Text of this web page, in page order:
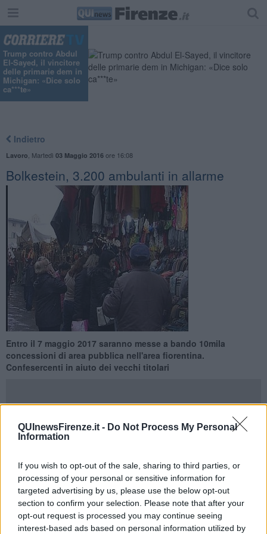
QUInewsFirenze.it - Do Not Process My Personal
Information
If you wish to opt-out of the sale, sharing to third parties, or
processing of your personal or sensitive information for
targeted advertising by us, please use the below opt-out
section to confirm your selection. Please note that after your
opt-out request is processed you may continue seeing
interest-based ads based on personal information utilized by
Trump contro Abdul
El-Sayed, il vincitore
delle primarie dem in
Michigan: «Dice solo
ca***te»
Indietro
Lavoro Martedì 03 Maggio 2016ore 16:08
Bolkestein, 3.200 ambulanti in allarme
Entro il 7 maggio 2017 saranno messe a bando 10mila
concessioni di area pubblica nell'area fiorentina.
Confesercenti in aiuto dei vecchi titolari
FIRENZE —Entro un anno si compirà una vera e prorpia
dell'applicazione della direttiva europea Bolkestein sulle
liberalizzazioni.
Le 3.252 imprese dell'area fiorentina, il 20 per cento del commercio
al dettaglio, dovranno giocare una partita cruciale. Tuttavia,
seguendo le linee guida stabilite dall'Anci per i bandi che i Comuni